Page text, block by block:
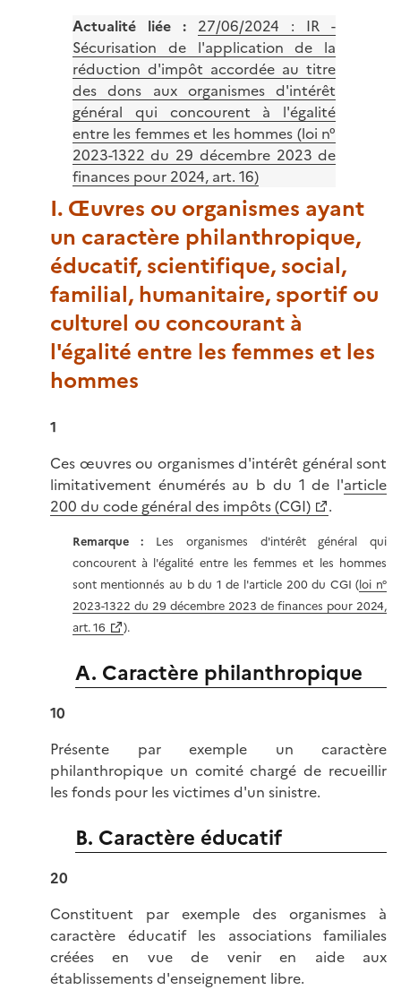
Actualité liée : 27/06/2024 : IR -
Sécurisation de l'application de la
réduction d'impôt accordée au titre
des dons aux organismes d'intérêt
général qui concourent à l'égalité
entre les femmes et les hommes (loi n°
2023-1322 du 29 décembre 2023 de
finances pour 2024, art. 16)
I. Œuvres ou organismes ayant
un caractère philanthropique,
éducatif, scientifique, social,
familial, humanitaire, sportif ou
culturel ou concourant à
l'égalité entre les femmes et les
hommes
1
Ces œuvres ou organismes d'intérêt général sont
limitativement énumérés au b du 1 de l'article
200 du code général des impôts (CGI)
.
Remarque : Les organismes d'intérêt général qui
concourent à l'égalité entre les femmes et les hommes
sont mentionnés au b du 1 de l'article 200 du CGI (loi n°
2023-1322 du 29 décembre 2023 de finances pour 2024,
art. 16
).
A. Caractère philanthropique
10
Présente par exemple un caractère
philanthropique un comité chargé de recueillir
les fonds pour les victimes d'un sinistre.
B. Caractère éducatif
20
Constituent par exemple des organismes à
caractère éducatif les associations familiales
créées en vue de venir en aide aux
établissements d'enseignement libre.